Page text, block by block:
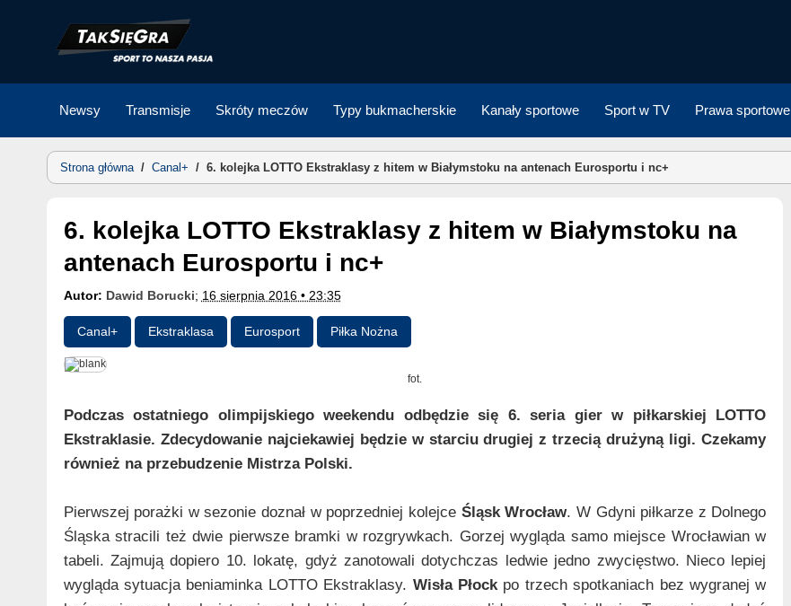
Newsy Transmisje Skróty meczów Typy bukmacherskie Kanały sportowe Sport w TV Prawa sportowe
Strona główna/ Canal+ / 6. kolejka LOTTO Ekstraklasy z hitem w Białymstoku na antenach Eurosportu i nc+
6. kolejka LOTTO Ekstraklasy z hitem w Białymstoku na
antenach Eurosportu i nc+
Autor: Dawid Borucki; 16 sierpnia 2016 • 23:35
Canal+ Ekstraklasa Eurosport Piłka Nożna
fot.
Podczas ostatniego olimpijskiego weekendu odbędzie się 6. seria gier w piłkarskiej LOTTO
Ekstraklasie. Zdecydowanie najciekawiej będzie w starciu drugiej z trzecią drużyną ligi. Czekamy
również na przebudzenie Mistrza Polski.
Pierwszej porażki w sezonie doznał w poprzedniej kolejce Śląsk Wrocław. W Gdyni piłkarze z Dolnego
Śląska stracili też dwie pierwsze bramki w rozgrywkach. Gorzej wygląda samo miejsce Wrocławian w
tabeli. Zajmują dopiero 10. lokatę, gdyż zanotowali dotychczas ledwie jedno zwycięstwo. Nieco lepiej
wygląda sytuacja beniaminka LOTTO Ekstraklasy. Wisła Płock po trzech spotkaniach bez wygranej w